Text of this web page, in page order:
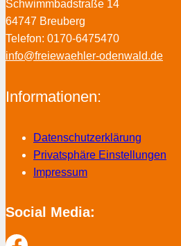
Schwimmbadstraße 14
64747 Breuberg
Telefon: 0170-6475470
info@freiewaehler-odenwald.de
Informationen:
Datenschutzerklärung
Privatsphäre Einstellungen
Impressum
Social Media: